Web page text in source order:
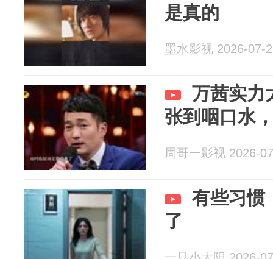
是真的
墨水影视 2026-07-
万茜实力
张到咽口水
周哥一影视 2026-
有些习惯
了